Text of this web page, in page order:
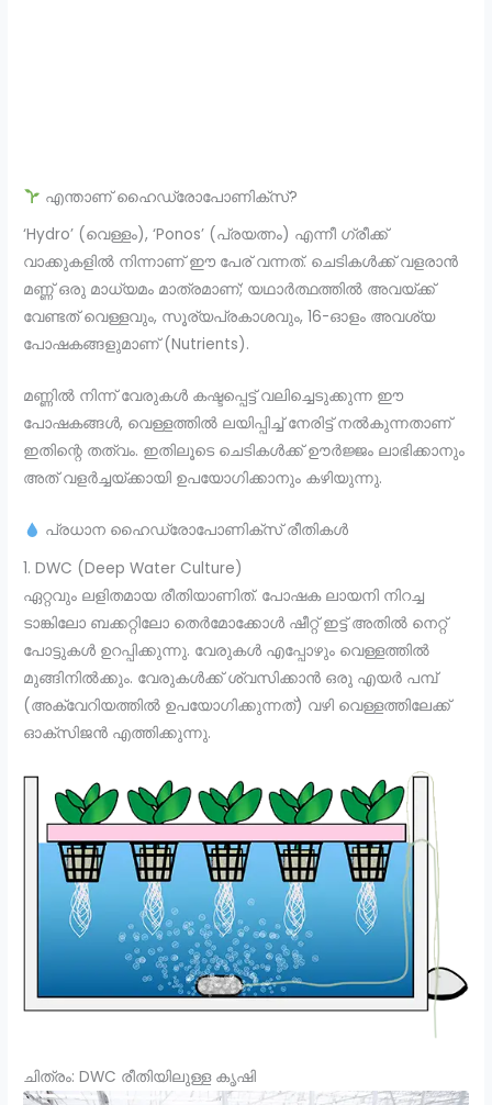
എന്താണ് ഹൈഡ്രോപോണിക്സ്?
‘Hydro’ (വെള്ളം), ‘Ponos’ (പ്രയത്നം) എന്നീ ഗ്രീക്ക്
വാക്കുകളിൽ നിന്നാണ് ഈ പേര് വന്നത്. ചെടികൾക്ക് വളരാൻ
മണ്ണ് ഒരു മാധ്യമം മാത്രമാണ്; യഥാർത്ഥത്തിൽ അവയ്ക്ക്
വേണ്ടത് വെള്ളവും, സൂര്യപ്രകാശവും, 16-ഓളം അവശ്യ
പോഷകങ്ങളുമാണ് (Nutrients).
മണ്ണിൽ നിന്ന് വേരുകൾ കഷ്ടപ്പെട്ട് വലിച്ചെടുക്കുന്ന ഈ
പോഷകങ്ങൾ, വെള്ളത്തിൽ ലയിപ്പിച്ച് നേരിട്ട് നൽകുന്നതാണ്
ഇതിന്റെ തത്വം. ഇതിലൂടെ ചെടികൾക്ക് ഊർജ്ജം ലാഭിക്കാനും
അത് വളർച്ചയ്ക്കായി ഉപയോഗിക്കാനും കഴിയുന്നു.
പ്രധാന ഹൈഡ്രോപോണിക്സ് രീതികൾ
1. DWC (Deep Water Culture)
ഏറ്റവും ലളിതമായ രീതിയാണിത്. പോഷക ലായനി നിറച്ച
ടാങ്കിലോ ബക്കറ്റിലോ തെർമോക്കോൾ ഷീറ്റ് ഇട്ട് അതിൽ നെറ്റ്
പോട്ടുകൾ ഉറപ്പിക്കുന്നു. വേരുകൾ എപ്പോഴും വെള്ളത്തിൽ
മുങ്ങിനിൽക്കും. വേരുകൾക്ക് ശ്വസിക്കാൻ ഒരു എയർ പമ്പ്
(അക്വേറിയത്തിൽ ഉപയോഗിക്കുന്നത്) വഴി വെള്ളത്തിലേക്ക്
ഓക്സിജൻ എത്തിക്കുന്നു.
ചിത്രം: DWC രീതിയിലുള്ള കൃഷി